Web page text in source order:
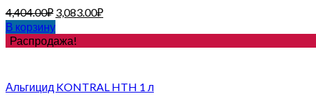
4,404.00₽ 3,083.00₽
В корзину
Распродажа!
Альгицид KONTRAL HTH 1 л